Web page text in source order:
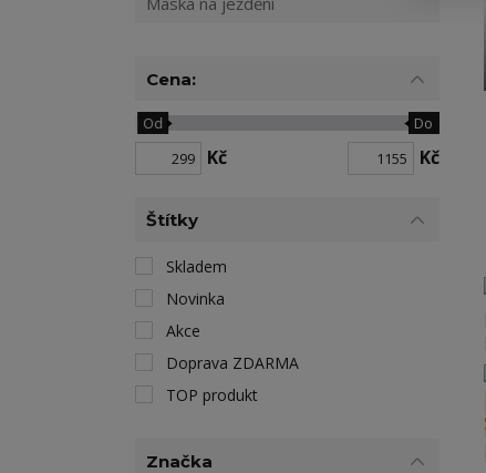
Cena:
Kč
Od Do
Kč
Štítky
Skladem
Novinka
Akce
Doprava ZDARMA
TOP produkt
Značka